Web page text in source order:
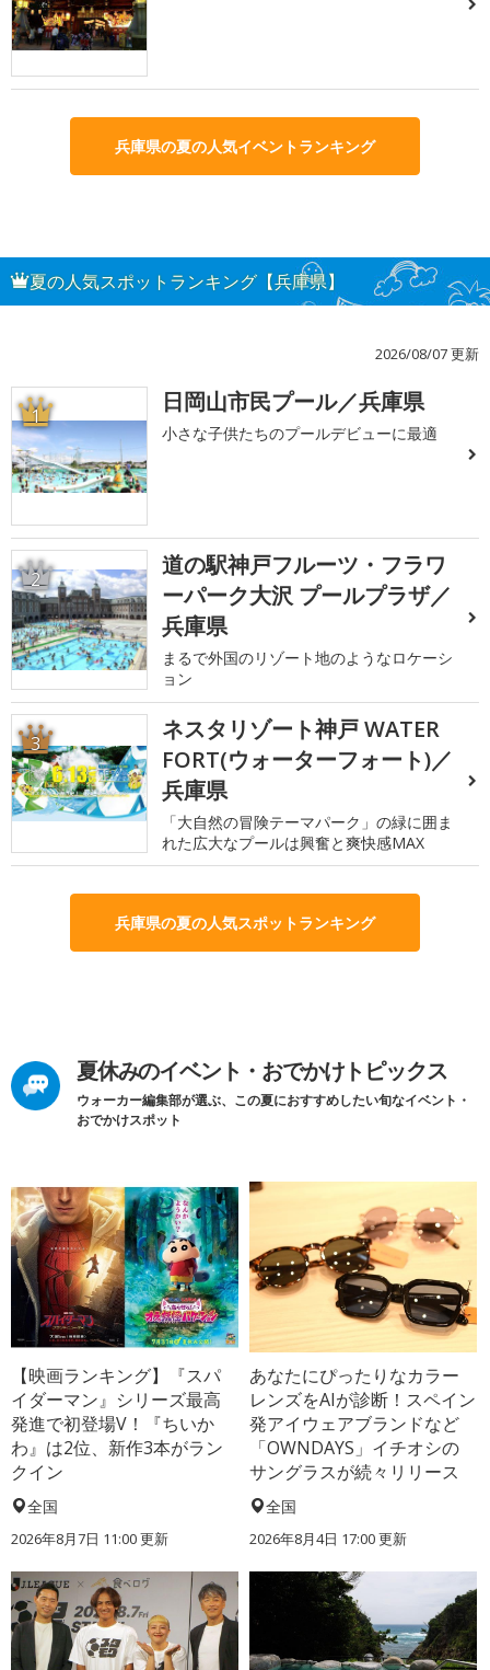
兵庫県の夏の人気イベントランキング
夏の人気スポットランキング【兵庫県】
2026/08/07 更新
1 日岡山市民プール／兵庫県
小さな子供たちのプールデビューに最適
2
道の駅神戸フルーツ・フラワ
ーパーク大沢 プールプラザ／
兵庫県
まるで外国のリゾート地のようなロケーシ
ョン
3
ネスタリゾート神戸 WATER
FORT(ウォーターフォート)／
兵庫県
「大自然の冒険テーマパーク」の緑に囲ま
れた広大なプールは興奮と爽快感MAX
兵庫県の夏の人気スポットランキング
夏休みのイベント・おでかけトピックス
ウォーカー編集部が選ぶ、この夏におすすめしたい旬なイベント・
おでかけスポット
【映画ランキング】『スパ
イダーマン』シリーズ最高
発進で初登場V！『ちいか
わ』は2位、新作3本がラン
クイン
全国
2026年8月7日 11:00更新
あなたにぴったりなカラー
レンズをAIが診断！スペイン
発アイウェアブランドなど
「OWNDAYS」イチオシの
サングラスが続々リリース
全国
2026年8月4日 17:00更新